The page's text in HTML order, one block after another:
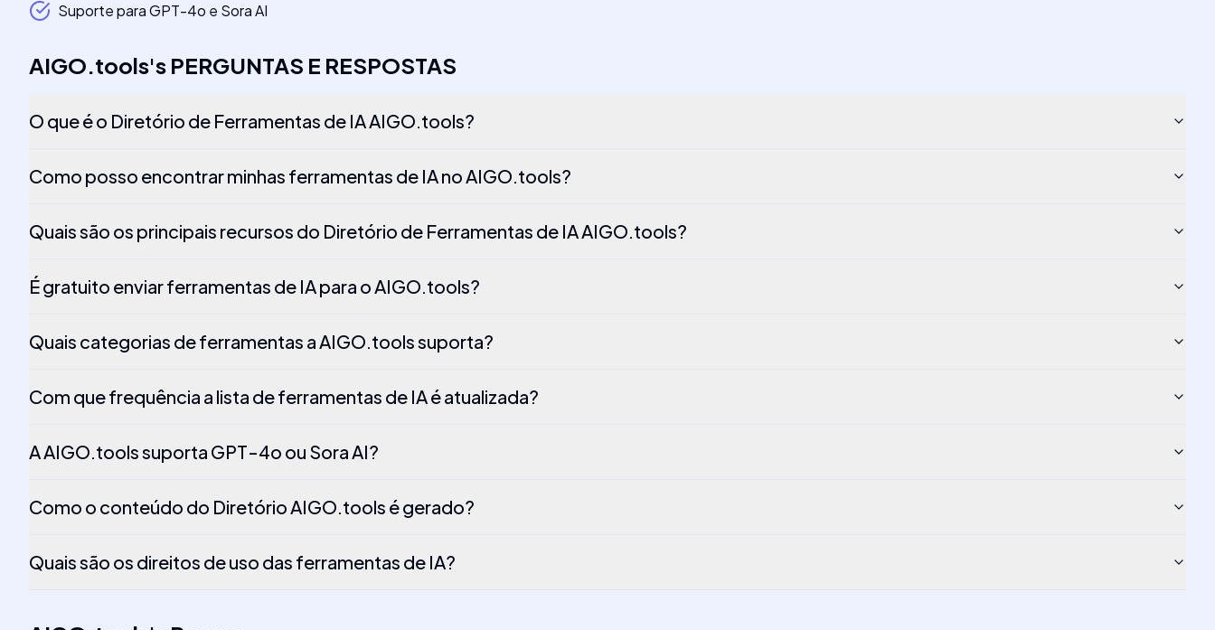
Suporte para GPT-4o e Sora AI
AIGO.tools's PERGUNTAS E RESPOSTAS
O que é o Diretório de Ferramentas de IA AIGO.tools?
Como posso encontrar minhas ferramentas de IA no AIGO.tools?
Quais são os principais recursos do Diretório de Ferramentas de IA AIGO.tools?
É gratuito enviar ferramentas de IA para o AIGO.tools?
Quais categorias de ferramentas a AIGO.tools suporta?
Com que frequência a lista de ferramentas de IA é atualizada?
A AIGO.tools suporta GPT-4o ou Sora AI?
Como o conteúdo do Diretório AIGO.tools é gerado?
Quais são os direitos de uso das ferramentas de IA?